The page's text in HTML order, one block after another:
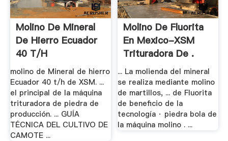
Molino De Mineral
De Hierro Ecuador
40 T/h
molino de Mineral de hierro
Ecuador 40 t/h de XSM. ...
el principal de la máquina
trituradora de piedra de
producción. ... GUÍA
TÉCNICA DEL CULTIVO DE
CAMOTE ...
Molino De Fluorita
En Mexico-XSM
Trituradora De .
... La molienda del mineral
se realiza mediante molino
de martillos, ... de Fluorita
de beneficio de la
tecnología · piedra bola de
la máquina molino . ...